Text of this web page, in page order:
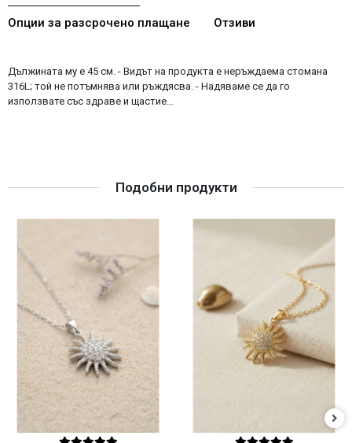
Опции за разсрочено плащане Отзиви
Дължината му е 45 см. - Видът на продукта е неръждаема стомана
316L; той не потъмнява или ръждясва. - Надяваме се да го
използвате със здраве и щастие…
Подобни продукти